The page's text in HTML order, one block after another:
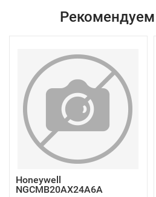
Honeywell
NGCMB20AX24A6A